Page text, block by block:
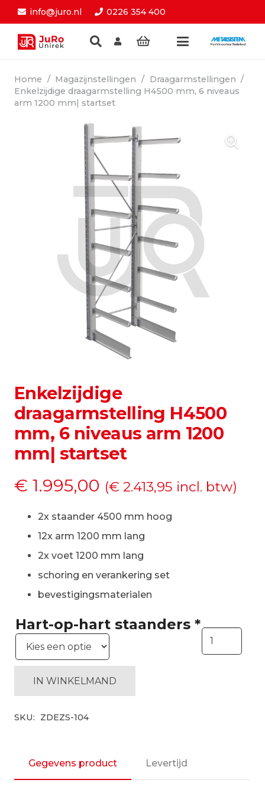
info@juro.nl 0226 354 400
Home / Magazijnstellingen / Draagarmstellingen /
Enkelzijdige draagarmstelling H4500 mm, 6 niveaus
arm 1200 mm| startset
Enkelzijdige
draagarmstelling H4500
mm, 6 niveaus arm 1200
mm| startset
€ 1.995,00 (€ 2.413,95 incl. btw)
2x staander 4500 mm hoog
12x arm 1200 mm lang
2x voet 1200 mm lang
schoring en verankering set
bevestigingsmaterialen
Hart-op-hart staanders *
Enkelzijdige
aantal
IN WINKELMAND
SKU: ZDEZS-104
Gegevens product Levertijd